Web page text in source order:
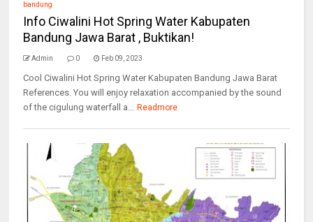
bandung
Info Ciwalini Hot Spring Water Kabupaten
Bandung Jawa Barat , Buktikan!
Admin 0 Feb 09, 2023
Cool Ciwalini Hot Spring Water Kabupaten Bandung Jawa Barat
References. You will enjoy relaxation accompanied by the sound
of the cigulung waterfall a... Readmore